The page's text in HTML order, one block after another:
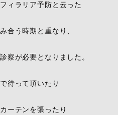
ィラリア予防と云った
合う時期と重なり、
察が必要となりました。
待って頂いたり
ーテンを張ったり